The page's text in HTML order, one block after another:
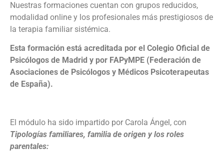
Nuestras formaciones cuentan con grupos reducidos,
modalidad online y los profesionales más prestigiosos de
la terapia familiar sistémica.
Esta formación está acreditada por el Colegio Oficial de
Psicólogos de Madrid y por FAPyMPE (Federación de
Asociaciones de Psicólogos y Médicos Psicoterapeutas
de España).
El módulo ha sido impartido por Carola Ángel, con
Tipologías familiares, familia de origen y los roles
parentales: